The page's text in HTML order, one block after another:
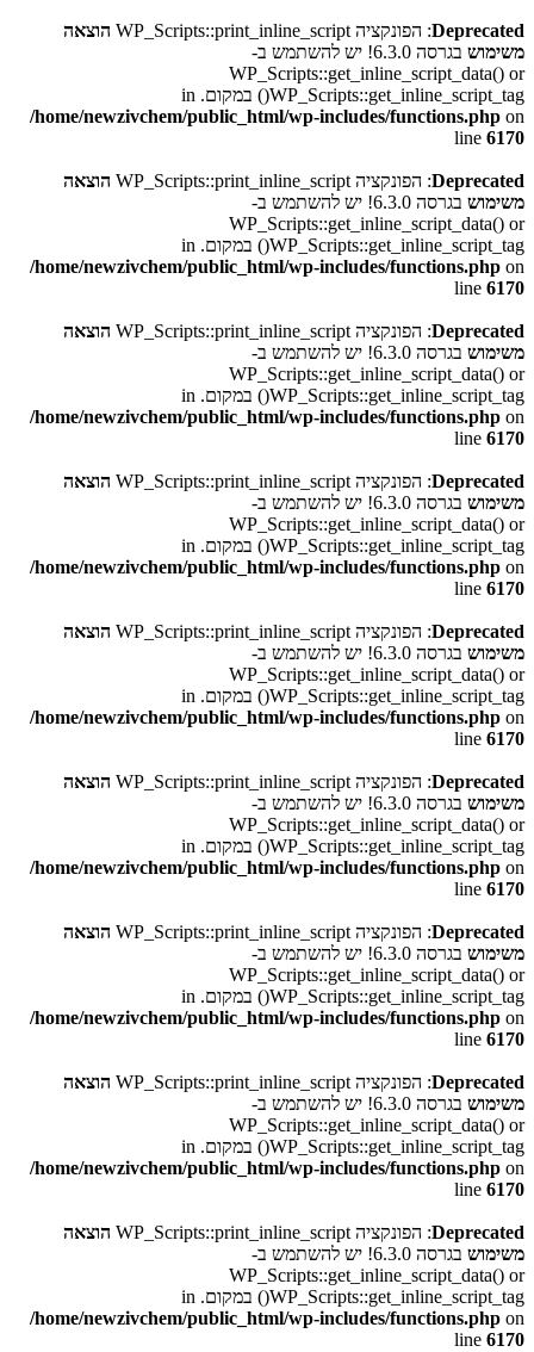
Deprecated: הפונקציה WP_Scripts::print_inline_script
הוצאה
משימוש
בגרסה 6.3.0! יש להשתמש ב-
WP_Scripts::get_inline_script_data() or
WP_Scripts::get_inline_script_tag() במקום. in
/home/newzivchem/public_html/wp-includes/functions.php on
line 6170
Deprecated: הפונקציה WP_Scripts::print_inline_script
הוצאה
משימוש
בגרסה 6.3.0! יש להשתמש ב-
WP_Scripts::get_inline_script_data() or
WP_Scripts::get_inline_script_tag() במקום. in
/home/newzivchem/public_html/wp-includes/functions.php on
line 6170
Deprecated: הפונקציה WP_Scripts::print_inline_script
הוצאה
משימוש
בגרסה 6.3.0! יש להשתמש ב-
WP_Scripts::get_inline_script_data() or
WP_Scripts::get_inline_script_tag() במקום. in
/home/newzivchem/public_html/wp-includes/functions.php on
line 6170
Deprecated: הפונקציה WP_Scripts::print_inline_script
הוצאה
משימוש
בגרסה 6.3.0! יש להשתמש ב-
WP_Scripts::get_inline_script_data() or
WP_Scripts::get_inline_script_tag() במקום. in
/home/newzivchem/public_html/wp-includes/functions.php on
line 6170
Deprecated: הפונקציה WP_Scripts::print_inline_script
הוצאה
משימוש
בגרסה 6.3.0! יש להשתמש ב-
WP_Scripts::get_inline_script_data() or
WP_Scripts::get_inline_script_tag() במקום. in
/home/newzivchem/public_html/wp-includes/functions.php on
line 6170
Deprecated: הפונקציה WP_Scripts::print_inline_script
הוצאה
משימוש
בגרסה 6.3.0! יש להשתמש ב-
WP_Scripts::get_inline_script_data() or
WP_Scripts::get_inline_script_tag() במקום. in
/home/newzivchem/public_html/wp-includes/functions.php on
line 6170
Deprecated: הפונקציה WP_Scripts::print_inline_script
הוצאה
משימוש
בגרסה 6.3.0! יש להשתמש ב-
WP_Scripts::get_inline_script_data() or
WP_Scripts::get_inline_script_tag() במקום. in
/home/newzivchem/public_html/wp-includes/functions.php on
line 6170
Deprecated: הפונקציה WP_Scripts::print_inline_script
הוצאה
משימוש
בגרסה 6.3.0! יש להשתמש ב-
WP_Scripts::get_inline_script_data() or
WP_Scripts::get_inline_script_tag() במקום. in
/home/newzivchem/public_html/wp-includes/functions.php on
line 6170
Deprecated: הפונקציה WP_Scripts::print_inline_script
הוצאה
משימוש
בגרסה 6.3.0! יש להשתמש ב-
WP_Scripts::get_inline_script_data() or
WP_Scripts::get_inline_script_tag() במקום. in
/home/newzivchem/public_html/wp-includes/functions.php on
line 6170